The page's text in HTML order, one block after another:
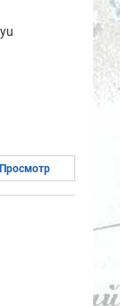
Просмотр